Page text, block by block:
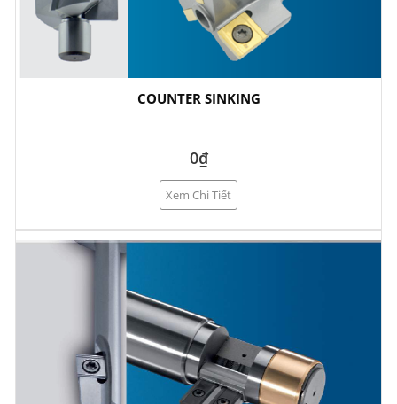
COUNTER SINKING
0₫
Xem Chi Tiết